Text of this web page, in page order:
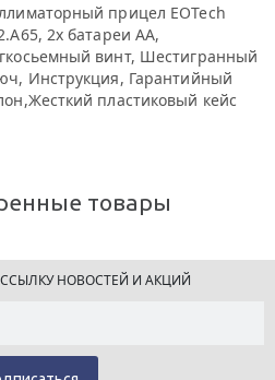
прицел EOTech
2х батареи АА,
винт, Шестигранный
Инструкция, Гарантийный
пластиковый кейс
товары
НОВОСТЕЙ И АКЦИЙ